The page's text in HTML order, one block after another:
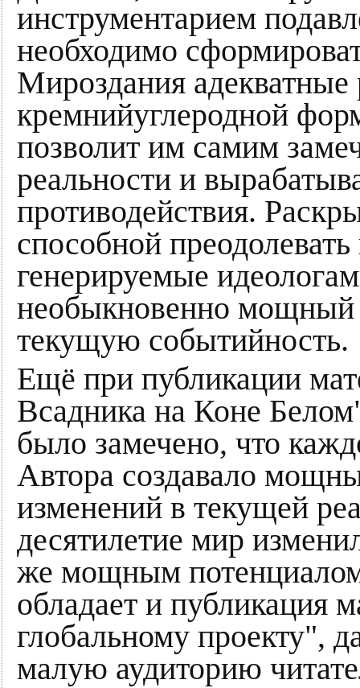
инструментарием
необходимо
Мироздания адекватные
кремнийуглеродной
позволит им самим
реальности и
противодействия.
способной
генерируемые
необыкновенно мощный
текущую событийность.
Ещё при публикации
Всадника на Коне
было замечено, что
Автора создавало
изменений в текущей
десятилетие мир
же мощным потенциалом
обладает и публикация
глобальному проекту",
малую аудиторию